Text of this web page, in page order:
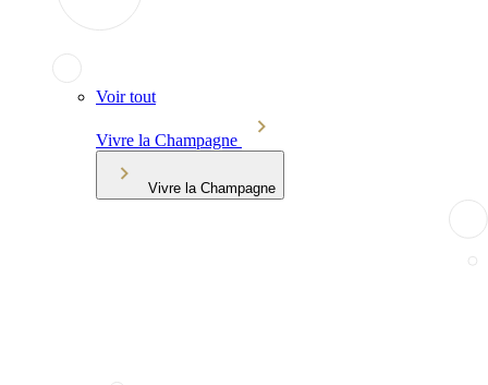
Voir tout
Vivre la Champagne
Vivre la Champagne